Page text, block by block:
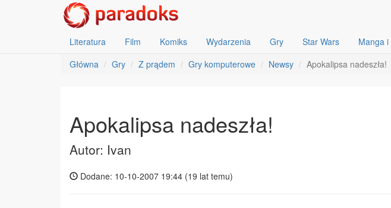
Literatura Film Komiks Wydarzenia Gry Star Wars Manga
Główna
Gry Z prądem Gry komputerowe Newsy Apokalipsa nadeszła!
Apokalipsa nadeszła!
Autor: Ivan
Dodane: 10-10-2007 19:44 (19 lat temu)